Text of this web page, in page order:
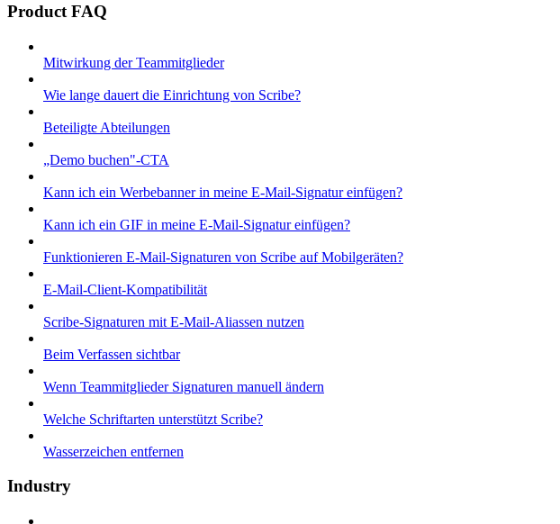
Product FAQ
Mitwirkung der Teammitglieder
Wie lange dauert die Einrichtung von Scribe?
Beteiligte Abteilungen
„Demo buchen"-CTA
Kann ich ein Werbebanner in meine E-Mail-Signatur einfügen?
Kann ich ein GIF in meine E-Mail-Signatur einfügen?
Funktionieren E-Mail-Signaturen von Scribe auf Mobilgeräten?
E-Mail-Client-Kompatibilität
Scribe-Signaturen mit E-Mail-Aliassen nutzen
Beim Verfassen sichtbar
Wenn Teammitglieder Signaturen manuell ändern
Welche Schriftarten unterstützt Scribe?
Wasserzeichen entfernen
Industry